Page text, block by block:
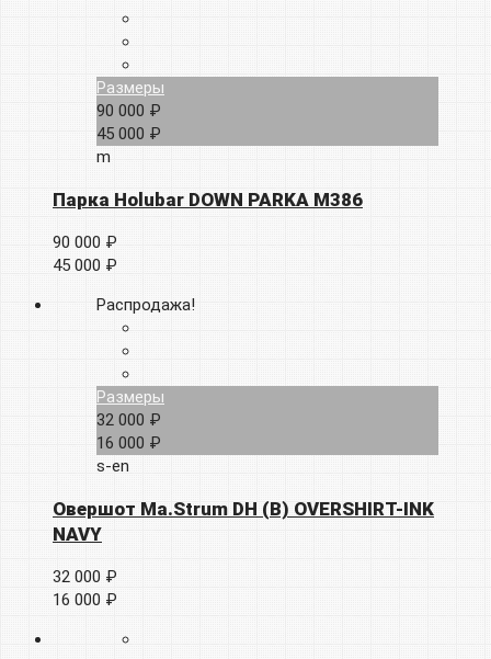
Размеры
90 000 ₽
45 000 ₽
m
Парка Holubar DOWN PARKA M386
90 000 ₽
45 000 ₽
Распродажа!
Размеры
32 000 ₽
16 000 ₽
s-en
Овершот Ma.Strum DH (B) OVERSHIRT-INK
NAVY
32 000 ₽
16 000 ₽